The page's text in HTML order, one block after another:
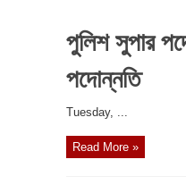
পুলিশ সুপার
পদোন্নতি
‎Tuesday, ...
Read More »